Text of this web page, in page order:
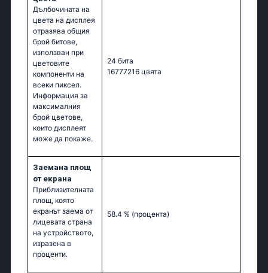
Дълбочината на
цвета на дисплея
отразява общия
брой битове,
използван при
цветовите
компоненти на
всеки пиксел.
Информация за
максималния
брой цветове,
които дисплеят
може да покаже.
24 бита
16777216 цвята
Заемана площ
от екрана
Приблизителната
площ, която
екранът заема от
лицевата страна
на устройството,
изразена в
проценти.
58.4 % (процента)